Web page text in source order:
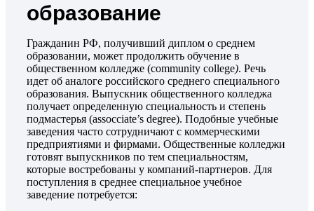
образование
Гражданин РФ, получивший диплом о среднем
образовании, может продолжить обучение в
общественном колледже (community college). Речь
идет об аналоге российского среднего специального
образования. Выпускник общественного колледжа
получает определенную специальность и степень
подмастерья (assocciate’s degree). Подобные учебные
заведения часто сотрудничают с коммерческими
предприятиями и фирмами. Общественные колледжи
готовят выпускников по тем специальностям,
которые востребованы у компаний-партнеров. Для
поступления в среднее специальное учебное
заведение потребуется: